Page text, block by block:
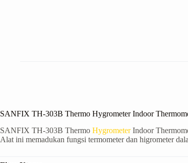
SANFIX TH-303B Thermo Hygrometer Indoor
SANFIX TH-303B Thermo HygrometerIndoor
Alat ini memadukan fungsi termometer dan higrometer